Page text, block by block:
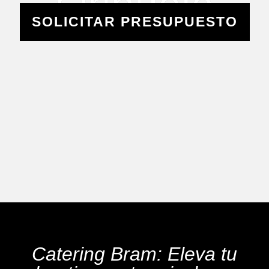
SOLICITAR PRESUPUESTO
Catering Bram: Eleva tu